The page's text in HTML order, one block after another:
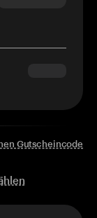
Gutscheincode